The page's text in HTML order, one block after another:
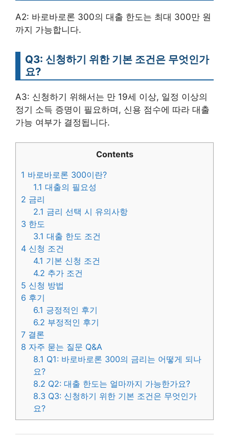
A2: 바로바로론 300의 대출 한도는 최대 300만 원
까지 가능합니다.
Q3: 신청하기 위한 기본 조건은 무엇인가
요?
A3: 신청하기 위해서는 만 19세 이상, 일정 이상의
정기 소득 증명이 필요하며, 신용 점수에 따라 대출
가능 여부가 결정됩니다.
Contents
1 바로바로론 300이란?
1.1 대출의 필요성
2 금리
2.1 금리 선택 시 유의사항
3 한도
3.1 대출 한도 조건
4 신청 조건
4.1 기본 신청 조건
4.2 추가 조건
5 신청 방법
6 후기
6.1 긍정적인 후기
6.2 부정적인 후기
7 결론
8 자주 묻는 질문 Q&A
8.1 Q1: 바로바로론 300의 금리는 어떻게 되나
요?
8.2 Q2: 대출 한도는 얼마까지 가능한가요?
8.3 Q3: 신청하기 위한 기본 조건은 무엇인가
요?